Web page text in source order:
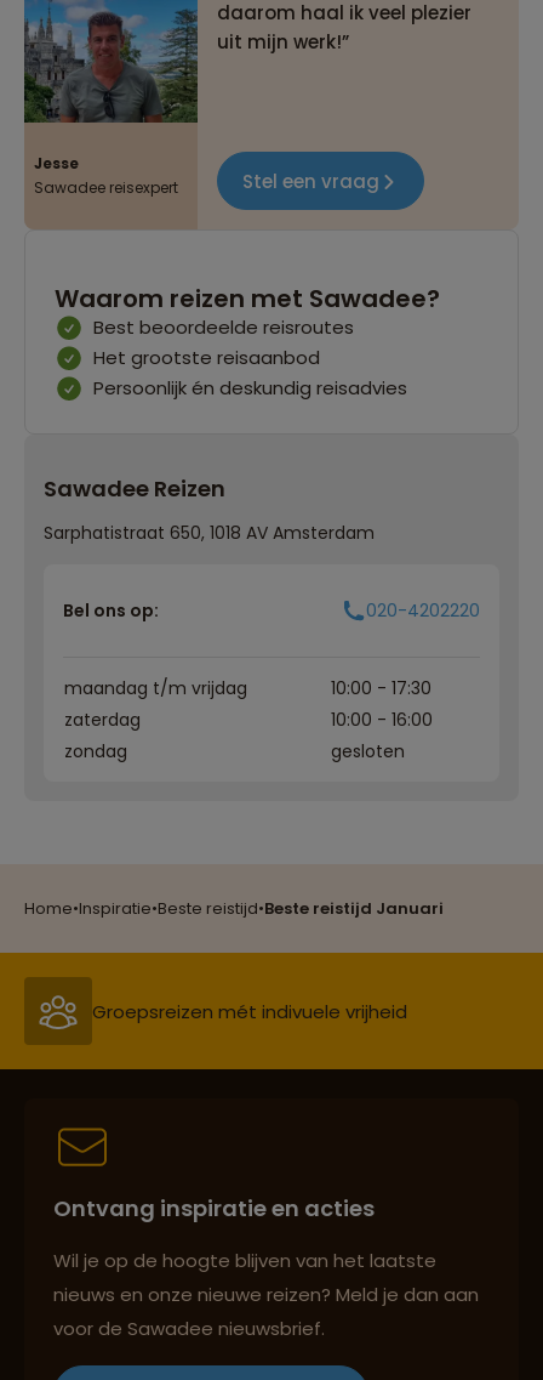
Home•Inspiratie•Beste reistijd•Beste reistijd Januari
Jesse
Sawadee reisexpert
daarom haal ik veel plezier
uit mijn werk!
Stel een vraag
Waarom reizen met Sawadee?
Best beoordeelde reisroutes
Het grootste reisaanbod
Persoonlijk én deskundig reisadvies
Sawadee Reizen
Sarphatistraat 650, 1018 AV Amsterdam
Bel ons op: 020-4202220
maandag t/m vrijdag
10:00 - 17:30
zaterdag
10:00 - 16:00
zondag
gesloten
Groepsreizen mét indivuele vrijheid
Persoonlijk en deskundig reisadvies
Reizen met oog voor mens, cultuur en milieu
Ontvang inspiratie en acties
Wil je op de hoogte blijven van het laatste
nieuws en onze nieuwe reizen? Meld je dan aan
voor de Sawadee nieuwsbrief.